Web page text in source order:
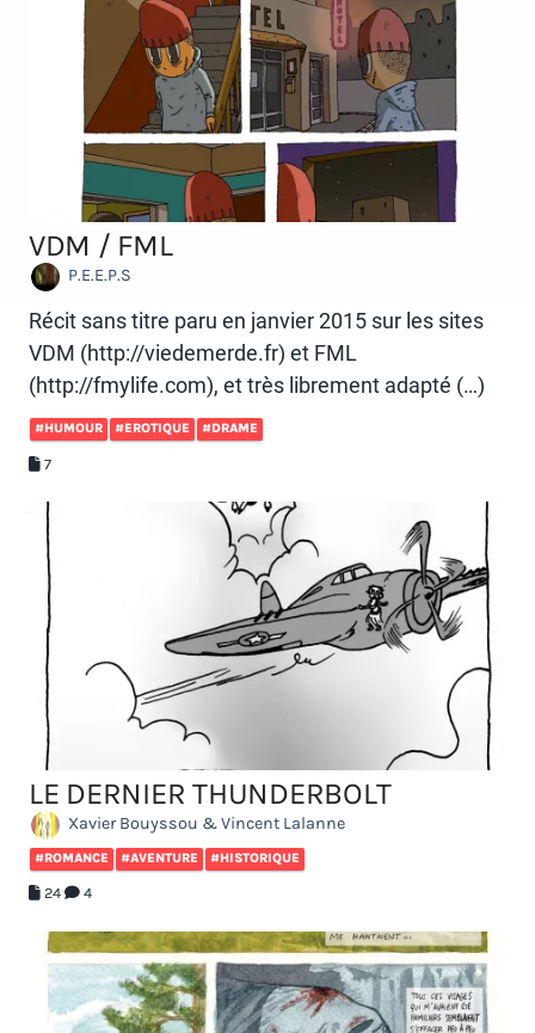
VDM / FML
P.E.E.P.S
Récit sans titre paru en janvier 2015 sur les sites
VDM (http://viedemerde.fr) et FML
(http://fmylife.com), et très librement adapté (…)
#HUMOUR #EROTIQUE #DRAME
7
LE DERNIER THUNDERBOLT
Xavier Bouyssou & Vincent Lalanne
#ROMANCE #AVENTURE #HISTORIQUE
24 4